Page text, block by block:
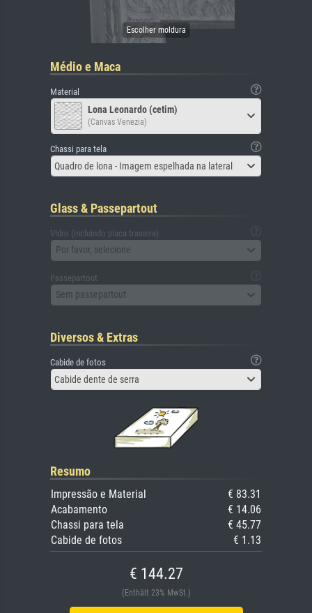
Médio e Maca
Material
Lona Leonardo (cetim)
(Canvas Venezia)
Chassi para tela
Quadro de lona - Imagem espelhada na lateral
Glass & Passepartout
Vidro (incluindo placa traseira)
Por favor, selecione
Passepartout
Sem passepartout
Diversos & Extras
Cabide de fotos
Cabide dente de serra
Resumo
Impressão e Material
€ 83.31
Acabamento
€ 14.06
Chassi para tela
€ 45.77
Cabide de fotos
€ 1.13
€ 144.27
(Enthält 23% MwSt.)